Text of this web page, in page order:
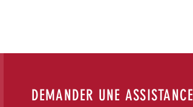
DEMANDER UNE ASSISTANCE